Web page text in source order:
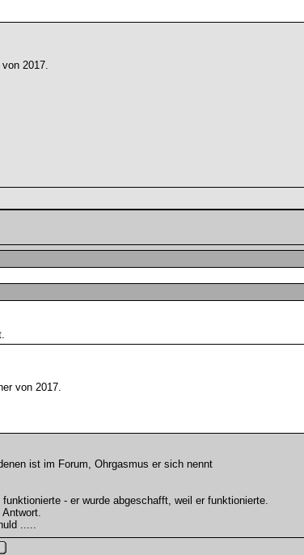
2017.
von 2017.
ist im Forum, Ohrgasmus er sich nennt
- er wurde abgeschafft, weil er funktionierte.
.....